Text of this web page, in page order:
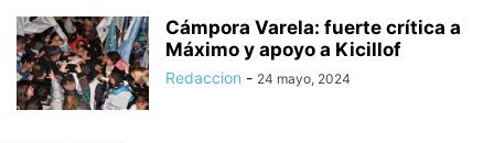
Cámpora Varela: fuerte crítica a
Máximo y apoyo a Kicillof
Redaccion - 24 mayo, 2024